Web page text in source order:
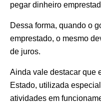
pegar dinheiro
Dessa forma, quando o
emprestado, o mesmo
de juros.
Ainda vale destacar que
Estado, utilizada
atividades em